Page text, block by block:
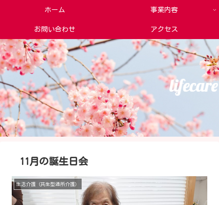
ホーム 事業内容
お問い合わせ アクセス
11月の誕生日会
生活介護（共生型通所介護）